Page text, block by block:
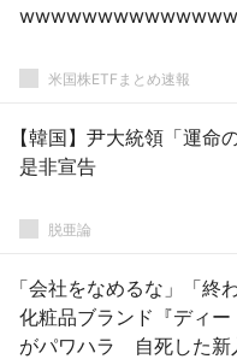
米国株ETFまとめ速報
【韓国】尹大統領「運
是非宣告
脱亜論
「会社をなめるな」「終
化粧品ブランド『ディ
がパワハラ 自死した新